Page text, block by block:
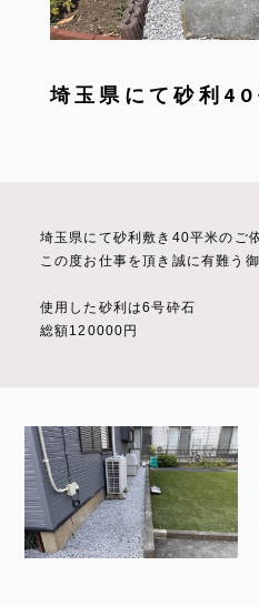
埼玉県にて砂利
埼玉県にて砂利敷き40平米のご
この度お仕事を頂き誠に有難う御
使用した砂利は6号砕石
総額120000円